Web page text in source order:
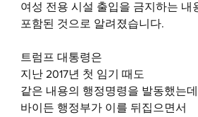
여성 전용 시설 출입을 금지하는 내
포함된 것으로 알려졌습니다.
트럼프 대통령은
지난 2017년 첫 임기 때도
같은 내용의 행정명령을 발동했는데
바이든 행정부가 이를 뒤집으면서